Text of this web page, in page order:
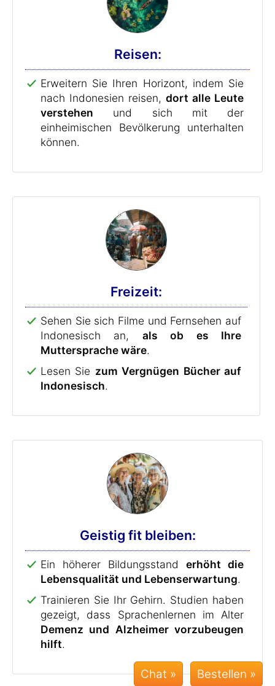
Reisen:
Erweitern Sie Ihren Horizont, indem Sie
nach Indonesien reisen, dort alle Leute
verstehen und sich mit der
einheimischen Bevölkerung unterhalten
können.
Freizeit:
Sehen Sie sich Filme und Fernsehen auf
Indonesisch an, als ob es Ihre
Muttersprache wäre.
Lesen Sie zum Vergnügen Bücher auf
Indonesisch.
Geistig fit bleiben:
Ein höherer Bildungsstand erhöht die
Lebensqualität und Lebenserwartung.
Trainieren Sie Ihr Gehirn. Studien haben
gezeigt, dass Sprachenlernen im Alter
Demenz und Alzheimer vorzubeugen
hilft.
Chat »